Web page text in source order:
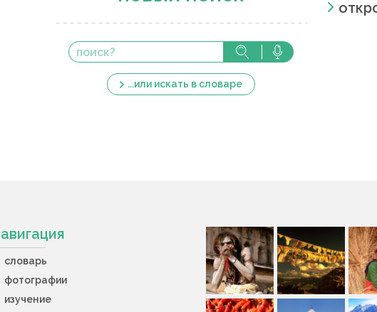
...или искать в словаре
словарь
фотографии
изучение